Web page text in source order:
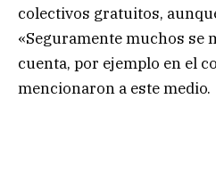
colectivos gratuitos,
«Seguramente muchos se
cuenta, por ejemplo en el
mencionaron a este medio.